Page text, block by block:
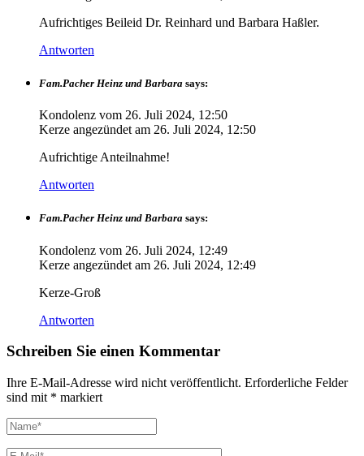
Aufrichtiges Beileid Dr. Reinhard und Barbara Haßler.
Antworten
Fam.Pacher Heinz und Barbara says:
Kondolenz vom 26. Juli 2024, 12:50
Kerze angezündet am 26. Juli 2024, 12:50
Aufrichtige Anteilnahme!
Antworten
Fam.Pacher Heinz und Barbara says:
Kondolenz vom 26. Juli 2024, 12:49
Kerze angezündet am 26. Juli 2024, 12:49
Kerze-Groß
Antworten
Schreiben Sie einen Kommentar
Ihre E-Mail-Adresse wird nicht veröffentlicht. Erforderliche Felder
sind mit * markiert